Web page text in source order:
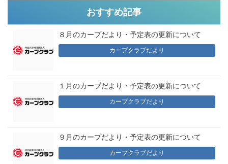
おすすめ記事
８月のカープだより・予定表の更新について
カープクラブだより
１月のカープだより・予定表の更新について
カープクラブだより
９月のカープだより・予定表の更新について
カープクラブだより